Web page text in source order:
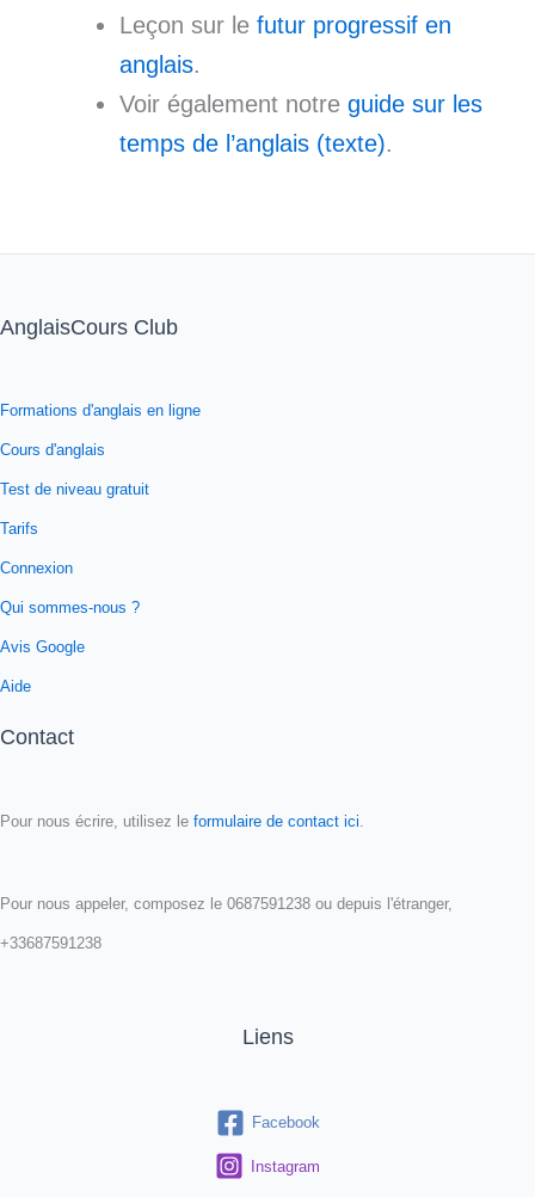
Leçon sur le futur progressif en
anglais.
Voir également notre guide sur les
temps de l’anglais (texte).
AnglaisCours Club
Formations d'anglais en ligne
Cours d'anglais
Test de niveau gratuit
Tarifs
Connexion
Qui sommes-nous ?
Avis Google
Aide
Contact
Pour nous écrire, utilisez le formulaire de contact ici
Pour nous appeler, composez le 0687591238 ou depuis l'étranger,
+33687591238
Liens
Facebook
Instagram